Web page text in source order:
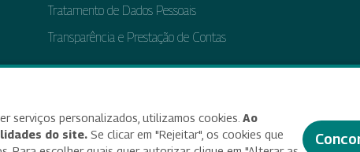
Tratamento de Dados Pessoais
Transparência e Prestação de Contas
serviços personalizados, utilizamos cookies. Ao
do site. Se clicar em "Rejeitar", os cookies que